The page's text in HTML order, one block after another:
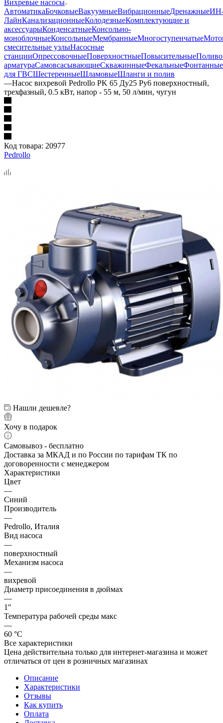
Вихревые насосы
АвтоматикаБочковыеВакуумныеВибрационныеДренажные
ЛайнКанализационныеКолодезныеКомплектующие и
аксессуарыКонденсатныеКонсольно-
моноблочныеКонсольныеМембранныеМногоступенчатые
смесительные узлыНасосные
станцииОпрессовочныеПоверхностныеПовысительные
арматураСамовсасывающиеСкважинныеФекальныеФонтанные
для ГВСШестеренныеШламовыеШланги и полив
—Насос вихревой Pedrollo PK 65 Ду25 Ру6 поверхностный,
трехфазный, 0.5 кВт, напор - 55 м, 50 л/мин, чугун
Код товара: 20977
Pedrollo
Нашли дешевле?
Хочу в подарок
Самовывоз - бесплатно
Доставка за МКАД и по России по тарифам ТК по
договоренности с менеджером
Характеристики
Цвет
—
Синий
Производитель
—
Pedrollo, Италия
Вид насоса
—
поверхностный
Механизм насоса
—
вихревой
Диаметр присоединения в дюймах
—
1″
Температура рабочей среды макс
—
60 °С
Все характеристики
Цена действительна только для интернет-магазина и может
отличаться от цен в розничных магазинах
Описание
Характеристики
Отзывы
Как купить
Оплата